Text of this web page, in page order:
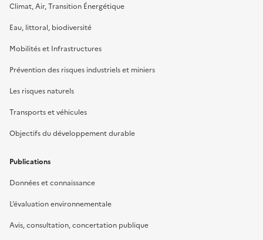
Climat, Air, Transition Énergétique
Eau, littoral, biodiversité
Mobilités et Infrastructures
Prévention des risques industriels et miniers
Les risques naturels
Transports et véhicules
Objectifs du développement durable
Publications
Données et connaissance
L’évaluation environnementale
Avis, consultation, concertation publique